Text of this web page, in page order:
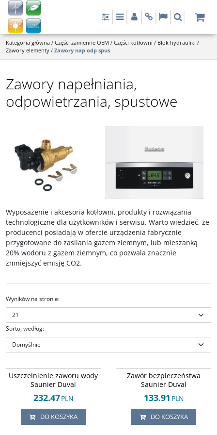
PanelMenuPanelInfoLangSzukaj
Kategoria główna / Części zamienne OEM / Części kotłowni / Blok hydrauliki /
Zawory elementy / Zawory nap odp spus
Zawory napełniania,
odpowietrzania, spustowe
Wyposażenie i akcesoria kotłowni, produkty i rozwiązania
technologiczne dla użytkowników i serwisu. Warto wiedzieć, że
producenci posiadają w ofercie urządzenia fabrycznie
przygotowane do zasilania gazem ziemnym, lub mieszanką
20% wodoru z gazem ziemnym, co pozwala znacznie
zmniejszyć emisję CO2.
Wyników na stronie:
Sortuj według:
Uszczelnienie zaworu różnicowego,
wody cwu Saunier Duval Thema,
Themis, Thelia, Themaplus, SD.
produkt Saunier Duval.
: oferta w kategorii (OEM/O)
części oryginalne stosowane w
pierwszym montażu urządzenia
Uszczelnienie zaworu wody
Saunier Duval
232.47PLN
DO KOSZYKA
NOWOŚĆ
Zawór bezpieczeństwa z
wyposażeniem Saunier Duval
Duotwin Condens, ThemaClassic,
Module, GeniaSet. Oryginalny,
fabrycznie nowy produkt Saunier
: oferta w kategorii (OEM/O)
Zawór bezpieczeństwa
Saunier Duval
133.91 PLN
DO KOSZYKA